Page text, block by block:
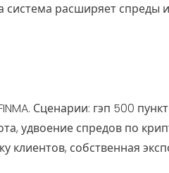
система расширяет спреды
Сценарии: гэп 500
удвоение спредов по
клиентов, собственная